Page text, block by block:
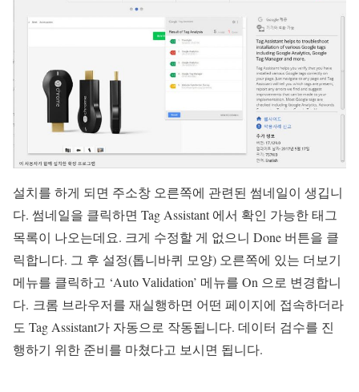
설치를 하게 되면 주소창 오른쪽에 관련된 썸네일이 생깁니
다. 썸네일을 클릭하면 Tag Assistant 에서 확인 가능한 태그
목록이 나오는데요. 크게 수정할 게 없으니 Done 버튼을 클
릭합니다. 그 후 설정(톱니바퀴 모양) 오른쪽에 있는 더보기
메뉴를 클릭하고 ‘Auto Validation’ 메뉴를 On 으로 변경합니
다. 크롬 브라우저를 재실행하면 어떤 페이지에 접속하더라
도 Tag Assistant가 자동으로 작동됩니다. 데이터 검수를 진
행하기 위한 준비를 마쳤다고 보시면 됩니다.